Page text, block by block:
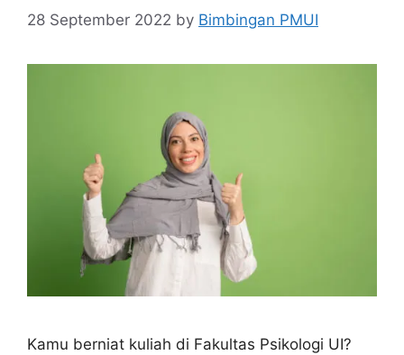
28 September 2022 by Bimbingan PMUI
Kamu berniat kuliah di Fakultas Psikologi UI?